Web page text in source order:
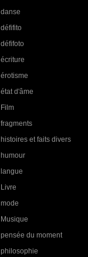
danse
défifito
défifoto
écriture
érotisme
état d'âme
Film
fragments
histoires et faits divers
humour
langue
Livre
mode
Musique
pensée du moment
philosophie